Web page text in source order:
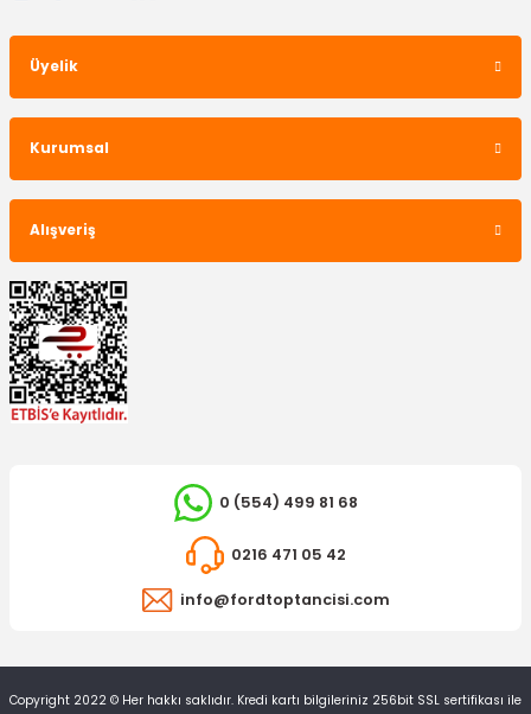
Üyelik
Kurumsal
Alışveriş
0 (554) 499 81 68
0216 471 05 42
info@fordtoptancisi.com
Copyright 2022 © Her hakkı saklıdır. Kredi kartı bilgileriniz 256bit SSL sertifikası ile